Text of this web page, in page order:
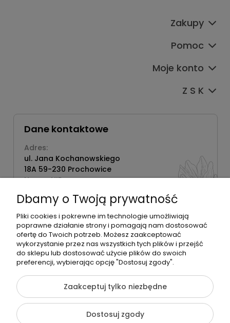
Zakupy
Pomoc
Moje konto
Z S K
Dane kontaktowe
Adres:
ul. Jana Kochanowskiego
18A 59-230 Prochowice
Numer NIP:
Telefon:
518358020
©2026 Wszelkie Prawa Zastrzeżone | Zrób Sobie Krem
Szablon Flex byEcommercy
Dbamy o Twoją prywatność
Pliki cookies i pokrewne im technologie umożliwiają
poprawne działanie strony i pomagają nam dostosować
ofertę do Twoich potrzeb. Możesz zaakceptować
wykorzystanie przez nas wszystkich tych plików i przejść
do sklepu lub dostosować użycie plików do swoich
preferencji, wybierając opcję "Dostosuj zgody".
Zaakceptuj tylko niezbędne
Dostosuj zgody